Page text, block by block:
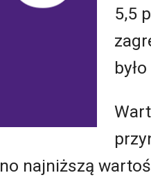
5,5
najniższą